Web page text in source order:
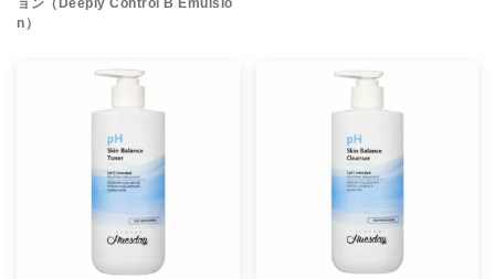
ョン（Deeply Control B Emulsio
n）